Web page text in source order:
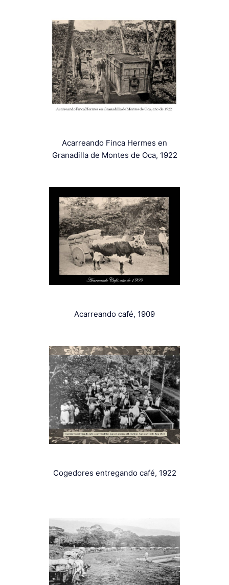
Acarreando Finca Hermes en
Granadilla de Montes de Oca, 1922
Acarreando café, 1909
Cogedores entregando café, 1922